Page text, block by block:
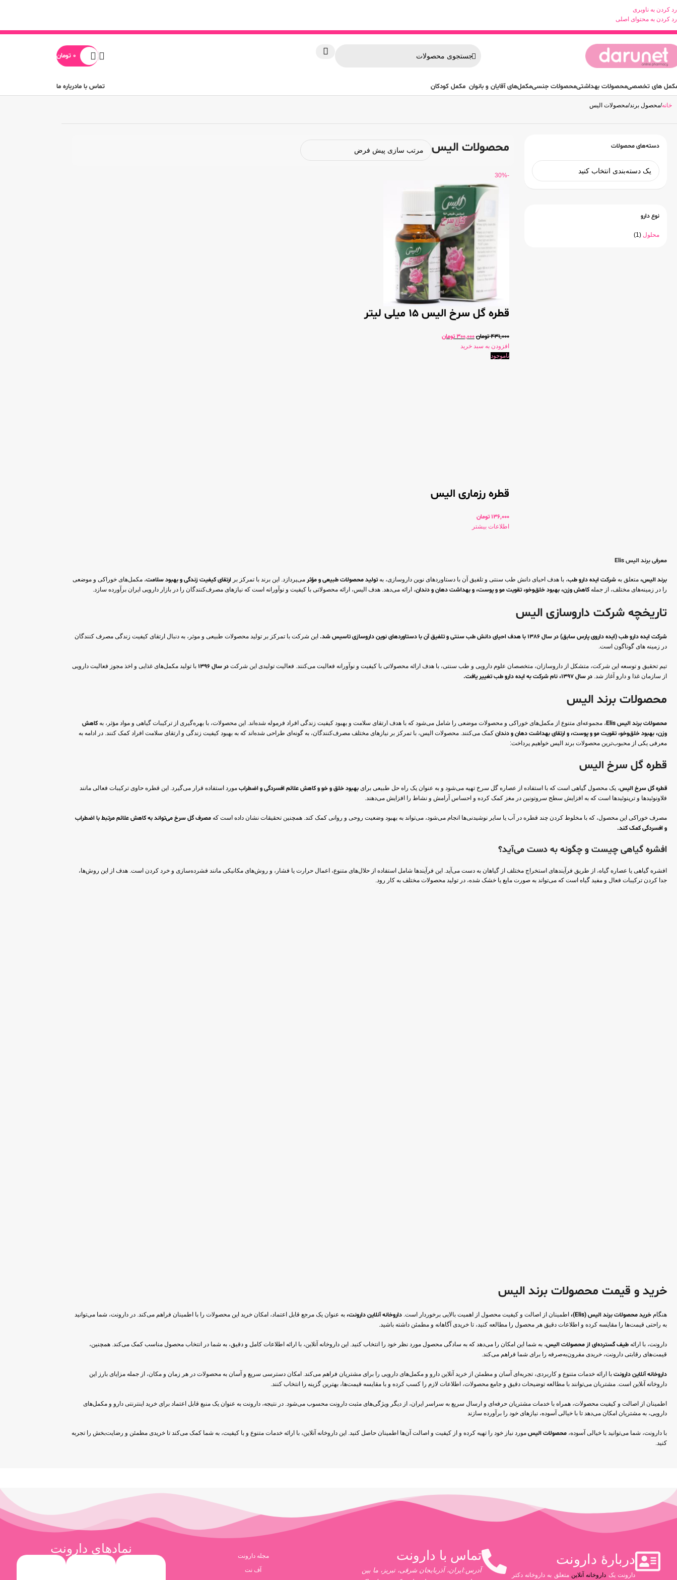
رد کردن به ناوبری
رد کردن به محتوای اصلی
0 تومان
های تخصصیمحصولات بهداشتیمحصولات جنسیمکمل‌های آقایان و بانوان مکمل کودکان تماس با مادرباره ما
خانه محصول برند محصولات الیس
دسته‌های محصولات
نوع دارو
محلول (1)
محصولات الیس
-30%
قطره گل سرخ الیس 15 میلی لیتر
431,000تومان300,000 تومان
افزودن به سبد خرید
ناموجود
قطره رزماری الیس
136,000 تومان
اطلاعات بیشتر
معرفی برند الیس Elis
برند الیس، متعلق به شرکت ایده دارو طب، با هدف احیای دانش طب سنتی و تلفیق آن با دستاوردهای نوین داروسازی، به تولید محصولات طبیعی و مؤثر می‌پردازد. این برند با تمرکز بر ارتقای کیفیت زندگی و بهبود سلامت، مکمل‌های خوراکی و موضعی
را در زمینه‌های مختلف، از جمله کاهش وزن، بهبود خلق‌و‌خو، تقویت مو و پوست، و بهداشت دهان و دندان، ارائه می‌دهد. هدف الیس، ارائه محصولاتی با کیفیت و نوآورانه است که نیازهای مصرف‌کنندگان را در بازار دارویی ایران برآورده سازد.
تاریخچه شرکت داروسازی الیس
شرکت ایده دارو طب (ایده داروی پارس سابق) در سال 1386 با هدف احیای دانش طب سنتی و تلفیق آن با دستاوردهای نوین داروسازی تاسیس شد.
این شرکت با تمرکز بر تولید محصولات طبیعی و موثر، به دنبال ارتقای کیفیت زندگی مصرف کنندگان
در زمینه های گوناگون است.
تیم تحقیق و توسعه این شرکت، متشکل از داروسازان، متخصصان علوم دارویی و طب سنتی، با هدف ارائه محصولاتی با کیفیت و نوآورانه فعالیت می‌کنند. فعالیت تولیدی این شرکت در سال 1396
با تولید مکمل‌های غذایی و اخذ مجوز فعالیت دارویی
از سازمان غذا و دارو آغاز شد. در سال 1397، نام شرکت به ایده دارو طب تغییر یافت.
محصولات برند الیس
محصولات برند الیس Elis ، مجموعه‌ای متنوع از مکمل‌های خوراکی و محصولات موضعی را شامل می‌شود که با هدف ارتقای سلامت و بهبود کیفیت زندگی افراد فرموله شده‌اند. این محصولات، با بهره‌گیری از ترکیبات گیاهی و مواد مؤثر، به کاهش
وزن، بهبود خلق‌و‌خو، تقویت مو و پوست، و ارتقای بهداشت دهان و دندان کمک می‌کنند. محصولات الیس، با تمرکز بر نیازهای مختلف مصرف‌کنندگان، به گونه‌ای طراحی شده‌اند که به بهبود کیفیت زندگی و ارتقای سلامت افراد کمک کنند. در ادامه به
معرفی یکی از محبوب‌ترین محصولات برند الیس خواهیم پرداخت:
قطره گل سرخ الیس
قطره گل سرخ الیس، یک محصول گیاهی است که با استفاده از عصاره گل سرخ تهیه می‌شود و به عنوان یک راه حل طبیعی برای بهبود خلق و خو و کاهش علائم افسردگی و اضطراب مورد استفاده قرار می‌گیرد. این قطره حاوی ترکیبات فعالی مانند
فلاونوئیدها و ترپنوئیدها است که به افزایش سطح سروتونین در مغز کمک کرده و احساس آرامش و نشاط را افزایش می‌دهند.
مصرف خوراکی این محصول، که با مخلوط کردن چند قطره در آب یا سایر نوشیدنی‌ها انجام می‌شود، می‌تواند به بهبود وضعیت روحی و روانی کمک کند. همچنین تحقیقات نشان داده است که مصرف گل سرخ می‌تواند به کاهش علائم مرتبط با اضطراب
و افسردگی کمک کند.
افشره گیاهی چیست و چگونه به دست می‌آید؟
افشره گیاهی یا عصاره گیاه، از طریق فرآیندهای استخراج مختلف از گیاهان به دست می‌آید. این فرآیندها شامل استفاده از حلال‌های متنوع، اعمال حرارت یا فشار، و روش‌های مکانیکی مانند فشرده‌سازی و خرد کردن است. هدف از این روش‌ها،
جدا کردن ترکیبات فعال و مفید گیاه است که می‌تواند به صورت مایع یا خشک شده، در تولید محصولات مختلف به کار رود.
خرید و قیمت محصولات برند الیس
هنگام خرید محصولات برند الیس (Elis)، اطمینان از اصالت و کیفیت محصول از اهمیت بالایی برخوردار است. داروخانه آنلاین دارونت، به عنوان یک مرجع قابل اعتماد، امکان خرید این محصولات را با اطمینان فراهم می‌کند. در دارونت، شما می‌توانید
به راحتی قیمت‌ها را مقایسه کرده و اطلاعات دقیق هر محصول را مطالعه کنید، تا خریدی آگاهانه و مطمئن داشته باشید.
دارونت، با ارائه طیف گسترده‌ای از محصولات الیس، به شما این امکان را می‌دهد که به سادگی محصول مورد نظر خود را انتخاب کنید. این داروخانه آنلاین، با ارائه اطلاعات کامل و دقیق، به شما در انتخاب محصول مناسب کمک می‌کند. همچنین،
قیمت‌های رقابتی دارونت، خریدی مقرون‌به‌صرفه را برای شما فراهم می‌کند.
داروخانه آنلاین دارونت با ارائه خدمات متنوع و کاربردی، تجربه‌ای آسان و مطمئن از خرید آنلاین دارو و مکمل‌های دارویی را برای مشتریان فراهم می‌کند. امکان دسترسی سریع و آسان به محصولات در هر زمان و مکان، از جمله مزایای بارز این
داروخانه آنلاین است. مشتریان می‌توانند با مطالعه توضیحات دقیق و جامع محصولات، اطلاعات لازم را کسب کرده و با مقایسه قیمت‌ها، بهترین گزینه را انتخاب کنند.
اطمینان از اصالت و کیفیت محصولات، همراه با خدمات مشتریان حرفه‌ای و ارسال سریع به سراسر ایران، از دیگر ویژگی‌های مثبت دارونت محسوب می‌شود. در نتیجه، دارونت به عنوان یک منبع قابل اعتماد برای خرید اینترنتی دارو و مکمل‌های
دارویی، به مشتریان امکان می‌دهد تا با خیالی آسوده، نیازهای خود را برآورده سازند
با دارونت، شما می‌توانید با خیالی آسوده، محصولات الیس مورد نیاز خود را تهیه کرده و از کیفیت و اصالت آن‌ها اطمینان حاصل کنید. این داروخانه آنلاین، با ارائه خدمات متنوع و با کیفیت، به شما کمک می‌کند تا خریدی مطمئن و رضایت‌بخش را تجربه
کنید.
دربارۀ دارونت
دارونت یک داروخانه آنلاینمتعلق به داروخانه دکتر
تماس با دارونت
آدرس:ایران، آذربایجان شرقی، تبریز، ما بین
مجله دارونت
آف نت
نمادهای دارونت